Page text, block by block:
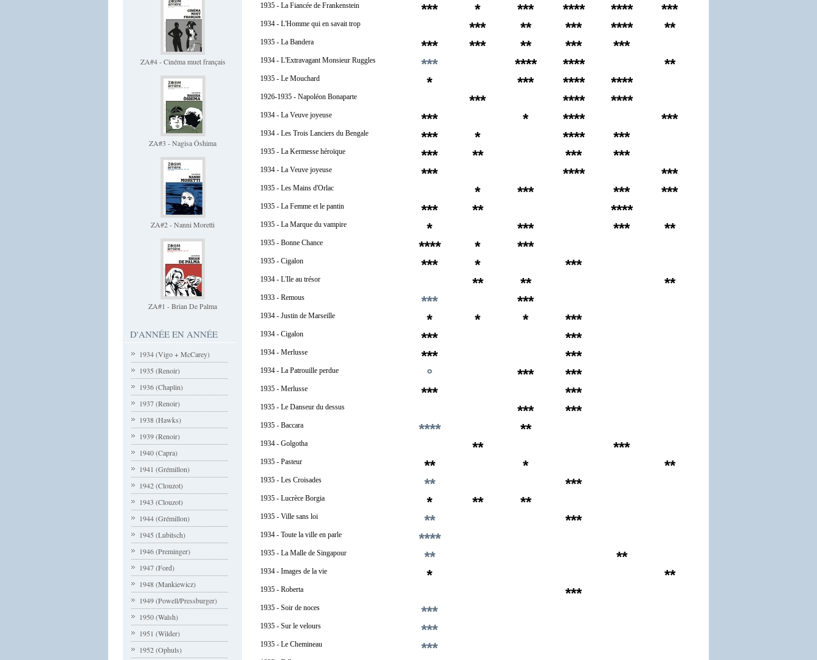
ZA#4 - Cinéma muet français
ZA#3 - Nagisa Ôshima
ZA#2 - Nanni Moretti
ZA#1 - Brian De Palma
D'ANNÉE EN ANNÉE
1934 (Vigo + McCarey)
1935 (Renoir)
1936 (Chaplin)
1937 (Renoir)
1938 (Hawks)
1939 (Renoir)
1940 (Capra)
1941 (Grémillon)
1942 (Clouzot)
1943 (Clouzot)
1944 (Grémillon)
1945 (Lubitsch)
1946 (Preminger)
1947 (Ford)
1948 (Mankiewicz)
1949 (Powell/Pressburger)
1950 (Walsh)
1951 (Wilder)
1952 (Ophuls)
1935 - La Fiancée de Frankenstein *** * *** **** **** ***
1934 - L'Homme qui en savait trop *** ** *** **** **
1935 - La Bandera *** *** ** *** ***
1934 - L'Extravagant Monsieur Ruggles *** **** **** **
1935 - Le Mouchard * *** **** ****
1926-1935 - Napoléon Bonaparte *** **** ****
1934 - La Veuve joyeuse *** * **** ***
1934 - Les Trois Lanciers du Bengale *** * **** ***
1935 - La Kermesse héroïque *** ** *** ***
1934 - La Veuve joyeuse *** **** ***
1935 - Les Mains d'Orlac * *** *** ***
1935 - La Femme et le pantin *** ** ****
1935 - La Marque du vampire * *** *** **
1935 - Bonne Chance **** * ***
1935 - Cigalon *** * ***
1934 - L'Ile au trésor ** ** **
1933 - Remous *** ***
1934 - Justin de Marseille * * * ***
1934 - Cigalon *** ***
1934 - Merlusse *** ***
1934 - La Patrouille perdue ° *** ***
1935 - Merlusse *** ***
1935 - Le Danseur du dessus *** ***
1935 - Baccara **** **
1934 - Golgotha ** ***
1935 - Pasteur ** * **
1935 - Les Croisades ** ***
1935 - Lucrèce Borgia * ** **
1935 - Ville sans loi ** ***
1934 - Toute la ville en parle ****
1935 - La Malle de Singapour ** **
1934 - Images de la vie * **
1935 - Roberta ***
1935 - Soir de noces ***
1935 - Sur le velours ***
1935 - Le Chemineau ***